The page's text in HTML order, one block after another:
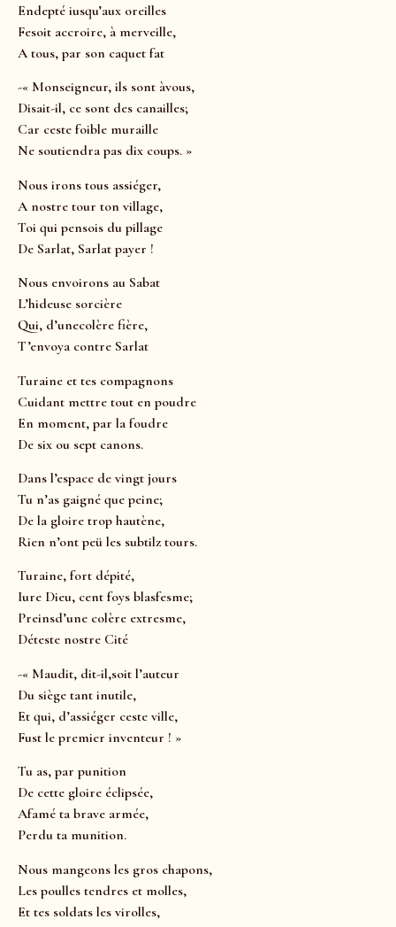
Endepté iusqu’aux oreilles
Fesoit accroire, à merveille,
A tous, par son caquet fat
-« Monseigneur, ils sont àvous,
Disait-il, ce sont des canailles;
Car ceste foible muraille
Ne soutiendra pas dix coups. »
Nous irons tous assiéger,
A nostre tour ton village,
Toi qui pensois du pillage
De Sarlat, Sarlat payer !
Nous envoirons au Sabat
L’hideuse sorcière
Qui, d’unecolère fière,
T’envoya contre Sarlat
Turaine et tes compagnons
Cuidant mettre tout en poudre
En moment, par la foudre
De six ou sept canons.
Dans l’espace de vingt jours
Tu n’as gaigné que peine;
De la gloire trop hautène,
Rien n’ont peü les subtilz tours.
Turaine, fort dépité,
Iure Dieu, cent foys blasfesme;
Preinsd’une colère extresme,
Déteste nostre Cité
-« Maudit, dit-il,soit l’auteur
Du siège tant inutile,
Et qui, d’assiéger ceste ville,
Fust le premier inventeur ! »
Tu as, par punition
De cette gloire éclipsée,
Afamé ta brave armée,
Perdu ta munition.
Nous mangeons les gros chapons,
Les poulles tendres et molles,
Et tes soldats les virolles,